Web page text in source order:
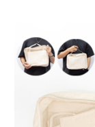
ปากกาตั้งโต๊ะ
ปากกา USB
ปากกาหมึกซึม
บทความ
เกี่ยวกับเรา
วิธีการชำระเ
ขอใบเสนอราค